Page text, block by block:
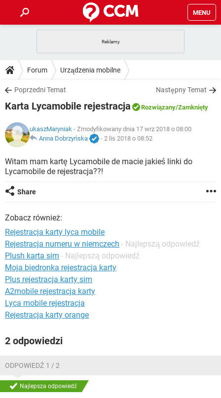
MENU
GRY WHATSAPP
SPOTIFY
INSTAGRAM FACEBOOK
WINDOWS 10
PORADY
PlayStation TIKTOK
INSTAGRAM FACEBOOK
WINDOWS 10
DO POBRANIA
ANDROID TIKTOK
GRY
IOS NETFLIX
INSTAGRAM FACEBOOK
WINDOWS 10
COVID-19 TIKTOK
GRY
SPOTIFY NETFLIX
ARTYKUŁY
COVID-19 TIKTOK
GRY
SPOTIFY
Forum Urządzenia mobilne
Poprzedni Temat Następny Temat
Karta Lycamobile rejestracja Rozwiązany/Zamknięty
ukaszMaryniak - Zmodyfikowany dnia 17 wrz 2018 o 08:00
Anna Dobrzyńska
- 2 lis 2018 o 08:52
Witam mam kartę Lycamobile de macie jakieś linki do
Lycamobile de rejestracja??!
Share
Zobacz również:
Rejestracja karty lyca mobile
Rejestracja numeru w niemczech - Najlepszą odpowiedź
Plush karta sim - Najlepszą odpowiedź
Moja biedronka rejestracja karty
Plus rejestracja karty sim
A2mobile rejestracja karty
Lyca mobile rejestracja
Rejestracja karty orange
2 odpowiedzi
ODPOWIEDŹ 1 / 2
Najlepsza odpowiedź